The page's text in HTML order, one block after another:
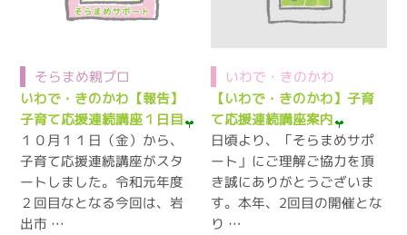
そらまめ親プロ
いわで・きのかわ【報告】
子育て応援連続講座１日目
１０月１１日（金）から、
子育て応援連続講座がスタ
ートしました。令和元年度
２回目なとなる今回は、岩
出市 …
いわで・きのかわ
【いわで・きのかわ】子育
て応援連続講座案内
日頃より、「そらまめサポ
ート」にご理解ご協力を頂
き誠にありがとうございま
す。本年、2回目の開催とな
り …